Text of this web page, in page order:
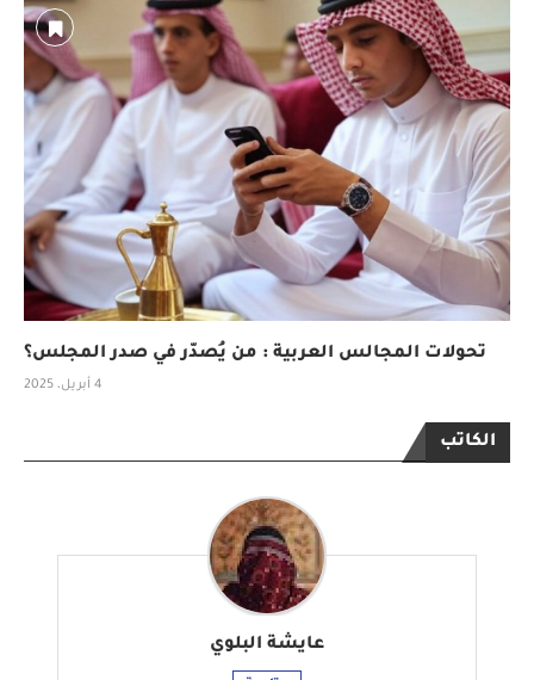
تحولات المجالس العربية : من يُصدّر في صدر المجلس؟
4 أبريل، 2025
الكاتب
عايشة البلوي